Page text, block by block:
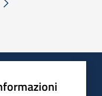
Successiva »